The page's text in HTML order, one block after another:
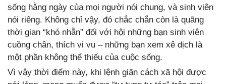
sống hằng ngày của mọi người nói chung, và sinh viên
nói riêng. Không chỉ vậy, đó chắc chắn còn là quãng
thời gian “khó nhằn” đối với hội những bạn sinh viên
cuồng chân, thích vi vu – những bạn xem xê dịch là
một phần không thể thiếu của cuộc sống.
Vì vậy thời điểm này, khi lệnh giãn cách xã hội được